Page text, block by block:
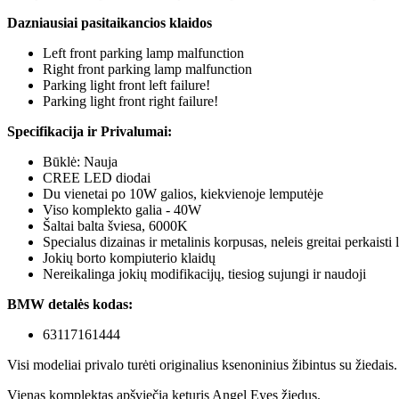
Dazniausiai pasitaikancios klaidos
Left front parking lamp malfunction
Right front parking lamp malfunction
Parking light front left failure!
Parking light front right failure!
Specifikacija ir Privalumai:
Būklė: Nauja
CREE LED diodai
Du vienetai po 10W galios, kiekvienoje lemputėje
Viso komplekto galia - 40W
Šaltai balta šviesa, 6000K
Specialus dizainas ir metalinis korpusas, neleis greitai perkaisti
Jokių borto kompiuterio klaidų
Nereikalinga jokių modifikacijų, tiesiog sujungi ir naudoji
BMW detalės kodas:
63117161444
Visi modeliai privalo turėti originalius ksenoninius žibintus su žiedais.
Vienas komplektas apšviečia keturis Angel Eyes žiedus.